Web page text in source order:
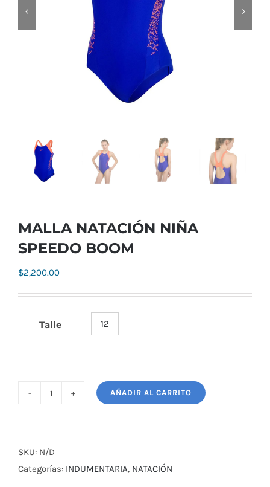
MALLA NATACIÓN NIÑA
SPEEDO BOOM
$2,200.00
Talle 12
SPEEDO
BOOM
AÑADIR AL CARRITO
SKU: N/D
Categorías: INDUMENTARIA, NATACIÓN